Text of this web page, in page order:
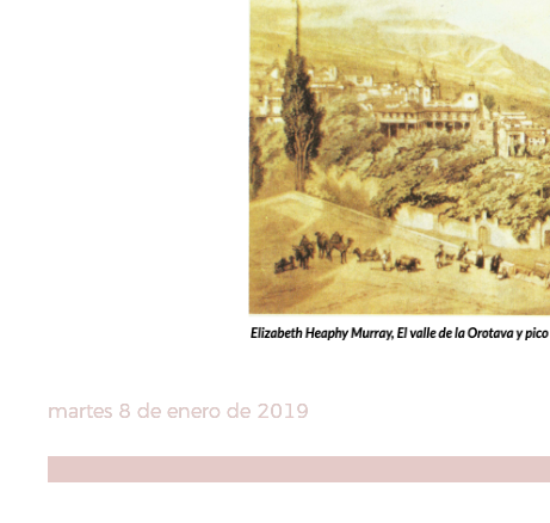
martes 8 de enero de 2019
Facebook
X
WhatsApp
Copy
k